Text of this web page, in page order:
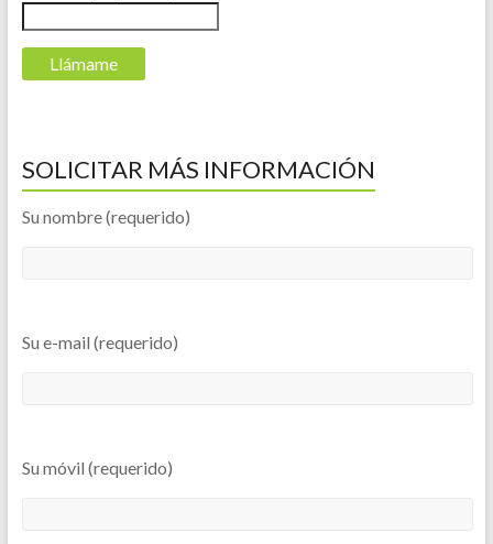
SOLICITAR MÁS INFORMACIÓN
Su nombre (requerido)
Su e-mail (requerido)
Su móvil (requerido)